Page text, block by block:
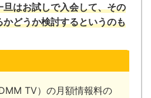
旦はお試しで入会して、その
どうか検討するというのも
TV）の月額情報料の